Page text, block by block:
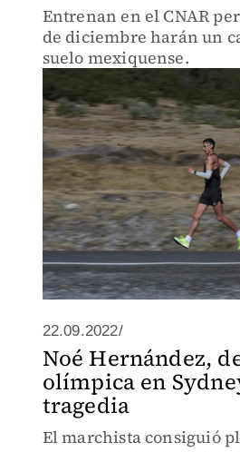
Entrenan en el CNAR
de diciembre harán un
suelo mexiquense.
22.09.2022/
Noé Hernández,
olímpica en
tragedia
El marchista consiguió